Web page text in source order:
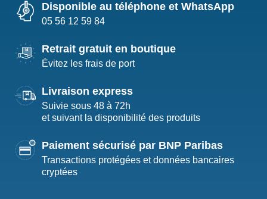
Disponible au téléphone et WhatsApp
05 56 12 59 84
Retrait gratuit en boutique
Évitez les frais de port
Livraison express
Suivie sous 48 à 72h
et suivant la disponibilité des produits
Paiement sécurisé par BNP Paribas
Transactions protégées et données bancaires
cryptées